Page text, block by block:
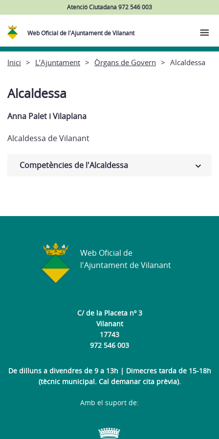
Atenció Ciutadana 972 546 003
Web Oficial de l'Ajuntament de Vilanant
Inici L’Ajuntament Òrgans de Govern Alcaldessa
Alcaldessa
Anna Palet i Vilaplana
Alcaldessa de Vilanant
Competències de l'Alcaldessa
C/ de la Placeta nº 3
Vilanant
17743
972 546 003
De dilluns a divendres de 9 a 13h | Dimecres tarda de 15-18h
(tècnic municipal. Cal demanar cita prèvia).
Web Oficial de
l'Ajuntament de Vilanant
Amb el suport de: